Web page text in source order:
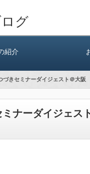
グ
紹介
づきセミナーダイジェスト＠大阪
ナーダイジェス